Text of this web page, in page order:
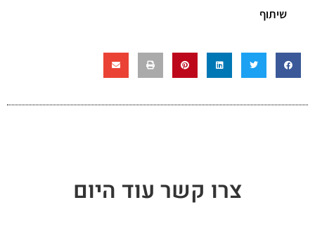
שיתוף
צרו קשר עוד היום